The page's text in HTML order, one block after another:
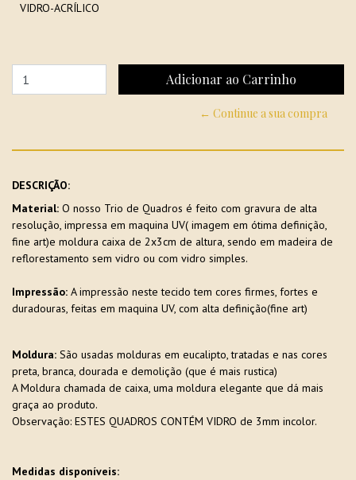
VIDRO-ACRÍLICO
← Continue a sua compra
DESCRIÇÃO:
Material: O nosso Trio de Quadros é feito com gravura de alta
resolução, impressa em maquina UV( imagem em ótima definição,
fine art)e moldura caixa de 2x3cm de altura, sendo em madeira de
reflorestamento sem vidro ou com vidro simples.
Impressão: A impressão neste tecido tem cores firmes, fortes e
duradouras, feitas em maquina UV, com alta definição(fine art)
Moldura: São usadas molduras em eucalipto, tratadas e nas cores
preta, branca, dourada e demolição (que é mais rustica)
A Moldura chamada de caixa, uma moldura elegante que dá mais
graça ao produto.
Observação: ESTES QUADROS CONTÉM VIDRO de 3mm incolor.
Medidas disponíveis: